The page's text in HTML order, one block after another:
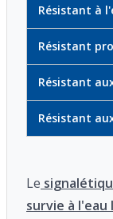
Résistant à
Résistant
Résistant
Résistant
Le
survie à l'eau